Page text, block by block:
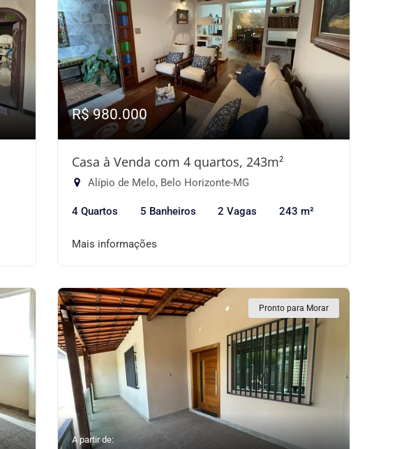
R$ 980.000
Casa à Venda com 4 quartos, 243m²
Alípio de Melo, Belo Horizonte-MG
4 Quartos 5 Banheiros 2 Vagas 243 m²
Mais informações
Pronto para Morar
A partir de: